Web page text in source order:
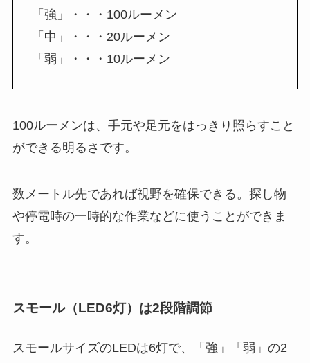
「強」・・・100ルーメン
「中」・・・20ルーメン
「弱」・・・10ルーメン
100ルーメンは、手元や足元をはっきり照らすこと
ができる明るさです。
数メートル先であれば視野を確保できる。探し物
や停電時の一時的な作業などに使うことができま
す。
スモール（LED6灯）は2段階調節
スモールサイズのLEDは6灯で、「強」「弱」の2